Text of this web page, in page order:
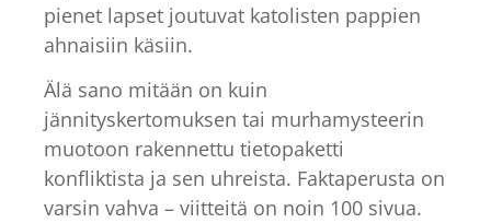
pienet lapset joutuvat katolisten pappien
ahnaisiin käsiin.
Älä sano mitään on kuin
jännityskertomuksen tai murhamysteerin
muotoon rakennettu tietopaketti
konfliktista ja sen uhreista. Faktaperusta on
varsin vahva – viitteitä on noin 100 sivua.